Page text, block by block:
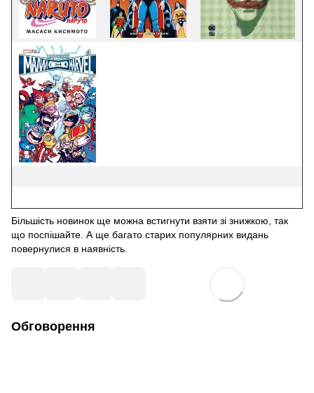
Більшість новинок ще можна встигнути взяти зі знижкою, так
що поспішайте. А ще багато старих популярних видань
повернулися в наявність.
Обговорення